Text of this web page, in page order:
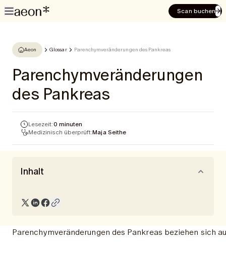
Scan buchen
Aeon Glossar Parenchymveränderungen des Pankreas
Parenchymveränderungen
des Pankreas
Lesezeit:0 minuten
Medizinisch überprüft:Maja Seithe
Inhalt
Parenchymveränderungen des Pankreas beziehen sich